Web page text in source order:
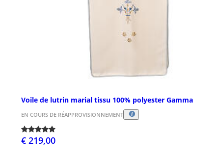
Voile de lutrin marial tissu 100% polyester Gamma
EN COURS DE RÉAPPROVISIONNEMENT
€ 219,00